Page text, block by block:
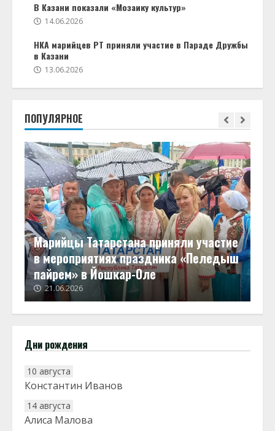
ПОПУЛЯРНОЕ
Марийцы Татарстана приняли участие
в мероприятиях праздника «Пеледыш
пайрем» в Йошкар-Оле
21.06.2026
Дни рождения
10 августа
Константин Иванов
14 августа
Алиса Малова
В Казани показали «Мозаику культур»
14.06.2026
НКА марийцев РТ приняли участие в Параде Дружбы
в Казани
13.06.2026